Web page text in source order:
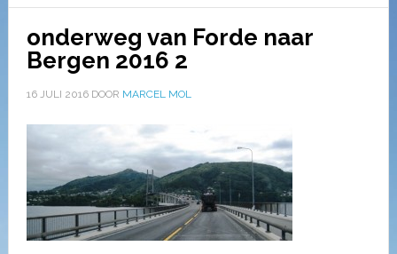
onderweg van Forde naar
Bergen 2016 2
16 JULI 2016DOOR MARCEL MOL